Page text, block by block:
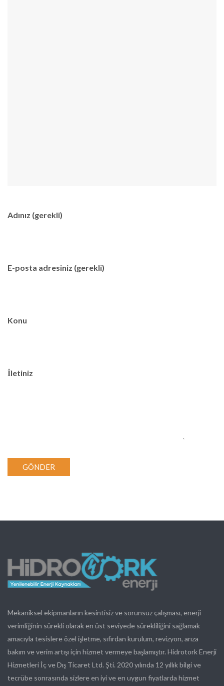
Adınız (gerekli)
E-posta adresiniz (gerekli)
Konu
İletiniz
Mekaniksel ekipmanların kesintisiz ve sorunsuz çalışması, enerji
verimliğinin sürekli olarak en üst seviyede sürekliliğini sağlamak
amacıyla tesislere özel işletme, sıfırdan kurulum, revizyon, arıza
bakım ve verim artışı için hizmet vermeye başlamıştır. Hidrotork Enerji
Hizmetleri İç ve Dış Ticaret Ltd. Şti. 2020 yılında 12 yıllık bilgi ve
tecrübe sonrasında sizlere en iyi ve en uygun fiyatlarda hizmet